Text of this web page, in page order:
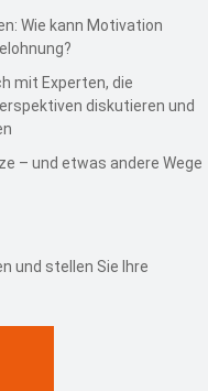
Wie kann Motivation
mit Experten, die
diskutieren und
– und etwas andere Wege
und stellen Sie Ihre